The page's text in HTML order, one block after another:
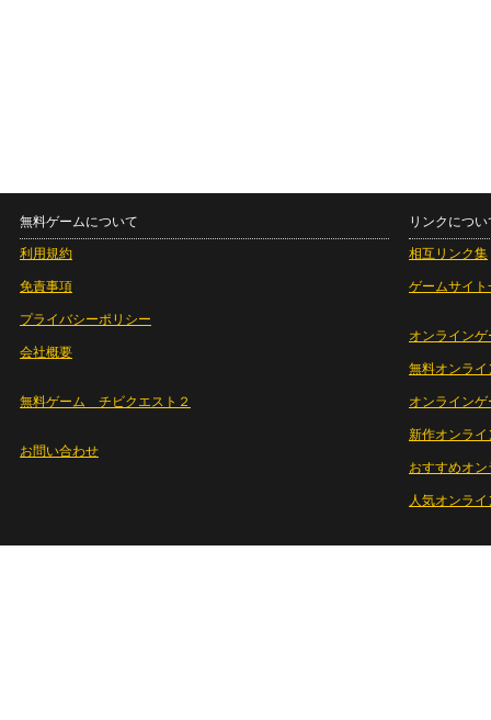
無料ゲームについて
利用規約
免責事項
プライバシーポリシー
会社概要
無料ゲーム チビクエスト２
お問い合わせ
リンクについ
相互リンク集
ゲームサイト
オンラインゲ
無料オンライ
オンライン
新作オンライ
おすすめオ
人気オンラ